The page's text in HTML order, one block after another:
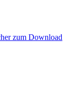
zum Download